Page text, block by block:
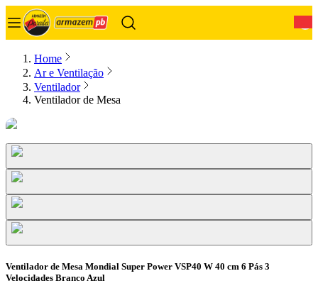
Home
Ar e Ventilação
Ventilador
Ventilador de Mesa
Ventilador de Mesa Mondial Super Power VSP40 W 40 cm 6 Pás 3
Velocidades Branco Azul